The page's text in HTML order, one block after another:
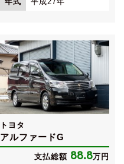
トヨタ
アルファードG
支払総額 88.8万円